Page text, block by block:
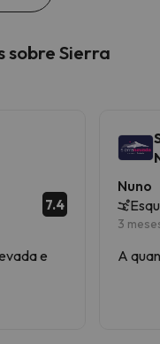
sobre Sierra
7.4
e
Nuno
3
A